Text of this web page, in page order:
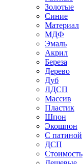
Золотые
Синие
Материал
МДФ
Эмаль
Акрил
Береза
Дерево
Дуб
ЛДСП
Массив
Пластик
Шпон
Экошпон
С патиной
ДСП
Стоимость